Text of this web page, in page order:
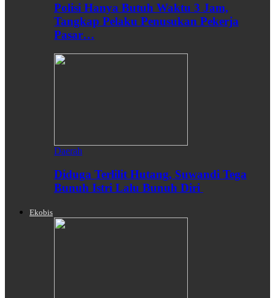
Polisi Hanya Butuh Waktu 3 Jam,
Tangkap Pelaku Penusukan Pekerja
Pasar…
Daerah
Diduga Terlilit Hutang, Suwandi Tega
Bunuh Istri Lalu Bunuh Diri
Ekobis